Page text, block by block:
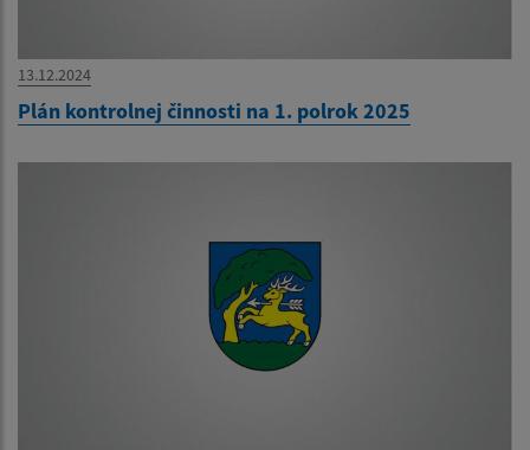
13.12.2024
Plán kontrolnej činnosti na 1. polrok 2025